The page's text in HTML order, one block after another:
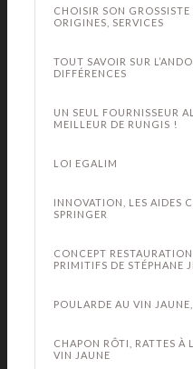
CHOISIR SON
ORIGINES, SERVICES
TOUT SAVOIR SUR
DIFFÉRENCES
UN SEUL FOURNISSEUR
MEILLEUR DE RUNGIS !
LOI EGALIM
INNOVATION, LES AIDES
SPRINGER
CONCEPT
PRIMITIFS DE STÉPHANE
POULARDE AU VIN
CHAPON RÔTI, RATTES À
VIN JAUNE